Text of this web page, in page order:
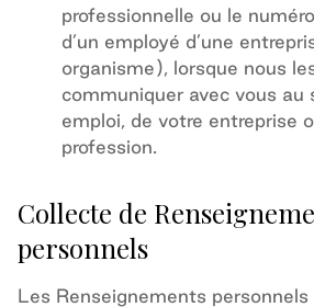
professionnelle ou le
d’un employé d’une
organisme), lorsque nous
communiquer avec vous au
emploi, de votre entreprise
profession.
Collecte de
personnels
Les Renseignements personnels